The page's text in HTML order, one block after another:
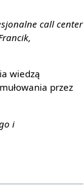
call center
wiedzą
przez
i